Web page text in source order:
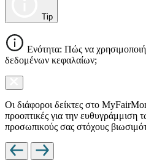
Tip
Ενότητα: Πώς να
δεδομένων κεφαλαίων;
Οι διάφοροι δείκτες στο
προοπτικές για την ευθυγράμμιση
προσωπικούς σας στόχους